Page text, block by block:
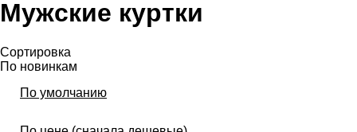
Мужские куртки
Сортировка
По новинкам
По умолчанию